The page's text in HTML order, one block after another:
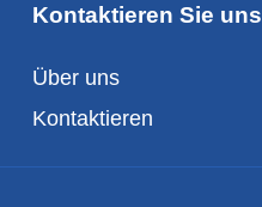
Kontaktieren Sie uns
Über uns
Kontaktieren